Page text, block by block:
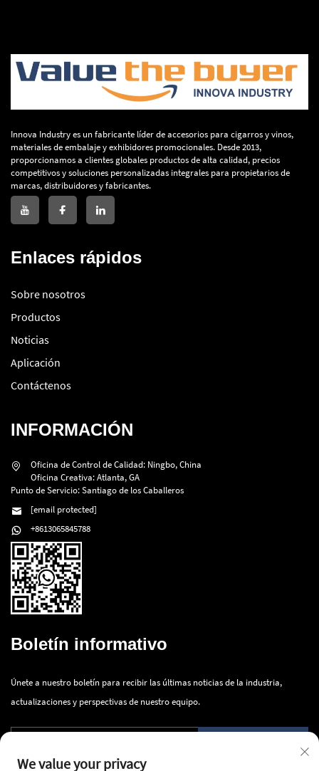
Innova Industry es un fabricante líder de accesorios para cigarros y vinos,
materiales de embalaje y exhibidores promocionales. Desde 2013,
proporcionamos a clientes globales productos de alta calidad, precios
competitivos y soluciones personalizadas integrales para propietarios de
marcas, distribuidores y fabricantes.
Enlaces rápidos
Sobre nosotros
Productos
Noticias
Aplicación
Contáctenos
INFORMACIÓN
Oficina de Control de Calidad: Ningbo, China
Oficina Creativa: Atlanta, GA
Punto de Servicio: Santiago de los Caballeros
[email protected]
+8613065845788
Boletín informativo
Únete a nuestro boletín para recibir las últimas noticias de la industria,
actualizaciones y perspectivas de nuestro equipo.
We value your privacy